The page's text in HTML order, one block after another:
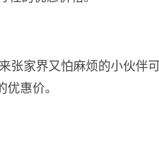
张家界又怕麻烦的小伙伴可
惠价。